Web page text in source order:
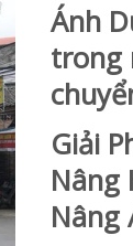
Ánh
trong
Giải
Nâng
Nâng